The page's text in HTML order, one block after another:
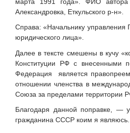
Александровка, Еткульского р-н».
Справа: «Начальнику
юридического лица».
Далее в тексте смешены в кучу
Конституции РФ с внесенными
Федерация является
отношении членства в
Союза за пределами территории
Благодаря данной поправке, —
гражданина СССР коим я являюсь.